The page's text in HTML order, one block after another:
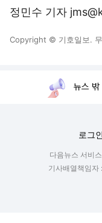
정민수 기자
Copyright © 기호일보. 무
뉴스 밖
로그인
다음뉴스 서비
기사배열책임자